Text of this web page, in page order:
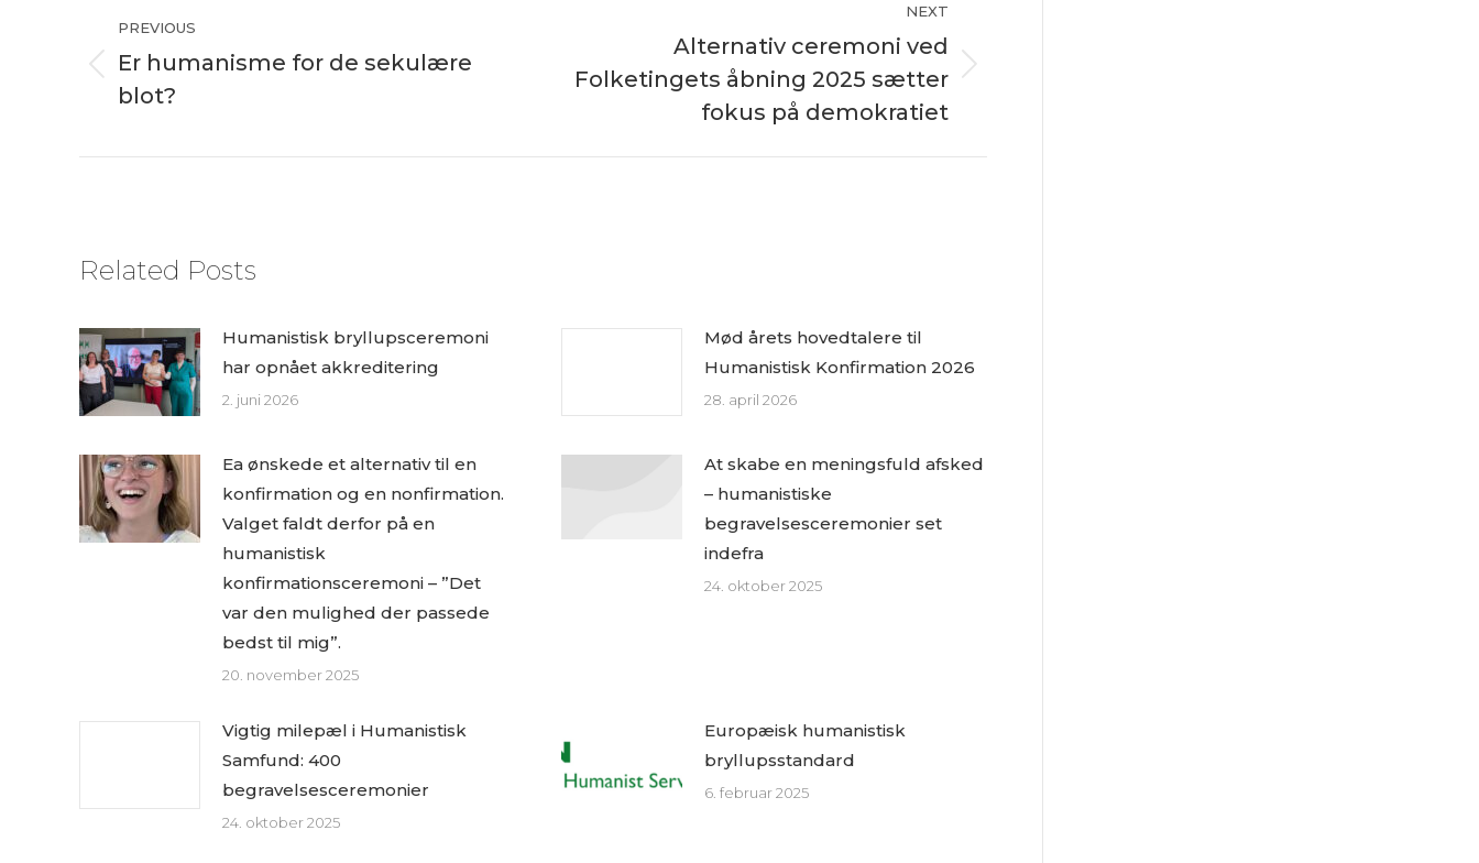
navigation
PREVIOUS
Previous
post:
Er humanisme for de sekulære
blot?
NEXT
Next
Alternativ ceremoni ved
Folketingets åbning 2025 sætter
fokus på demokratiet
Related Posts
Humanistisk bryllupsceremoni
har opnået akkreditering
2. juni 2026
Mød årets hovedtalere til
Humanistisk Konfirmation 2026
28. april 2026
Ea ønskede et alternativ til en
konfirmation og en nonfirmation.
Valget faldt derfor på en
humanistisk
konfirmationsceremoni – ”Det
var den mulighed der passede
bedst til mig”.
20. november 2025
At skabe en meningsfuld afsked
– humanistiske
begravelsesceremonier set
indefra
24. oktober 2025
Vigtig milepæl i Humanistisk
Samfund: 400
begravelsesceremonier
24. oktober 2025
Europæisk humanistisk
bryllupsstandard
6. februar 2025